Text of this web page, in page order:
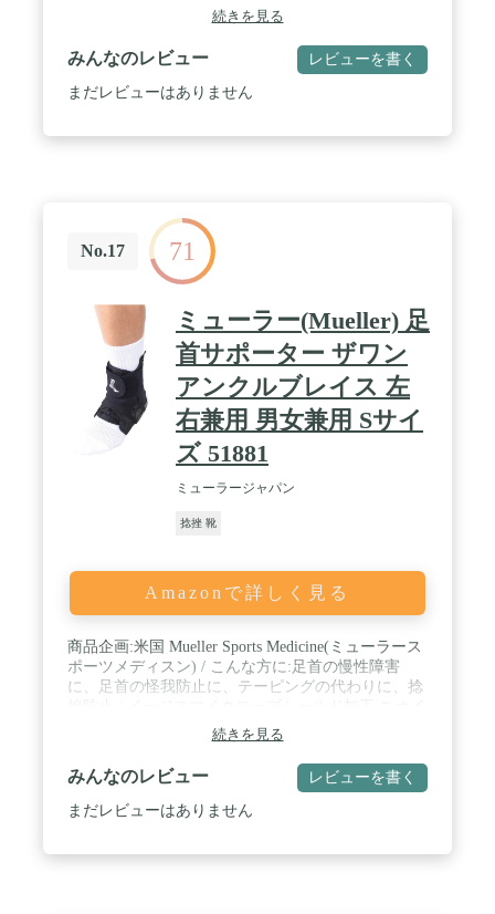
合わせて素材にこだわり、薄さと圧迫力を両立。ご
わつかず、スポーツ時も動きを妨げない。 / 【快適
な着用感】通気性に優れ、ムレにくく快適な着用
感。つけていることを忘れるほどの薄さと快適性
で、スポーツ中も違和感なく不安な部位をサポー
続きを見る
みんなのレビュー レビューを書く
まだレビューはありません
No.17 71
ミューラー(Mueller) 足
首サポーター ザワン
アンクルブレイス 左
右兼用 男女兼用 Sサイ
ズ 51881
ミューラージャパン
捻挫 靴
Amazonで詳しく見る
商品企画:米国 Mueller Sports Medicine(ミューラース
ポーツメディスン) / こんな方に:足首の慢性障害
に、足首の怪我防止に、テーピングの代わりに、捻
の原因菌を制御 / ラテックスフリー:有害物質やアレ
ルギーを起こす成分を使用しておらず、お肌に安心
な製品 / レースアップ構造:強い固定力 / フィギュア
8ストラップ:足首をテーピングのように固定、スト
ラップについているラバー素材が交差したストラッ
続きを見る
みんなのレビュー レビューを書く
まだレビューはありません